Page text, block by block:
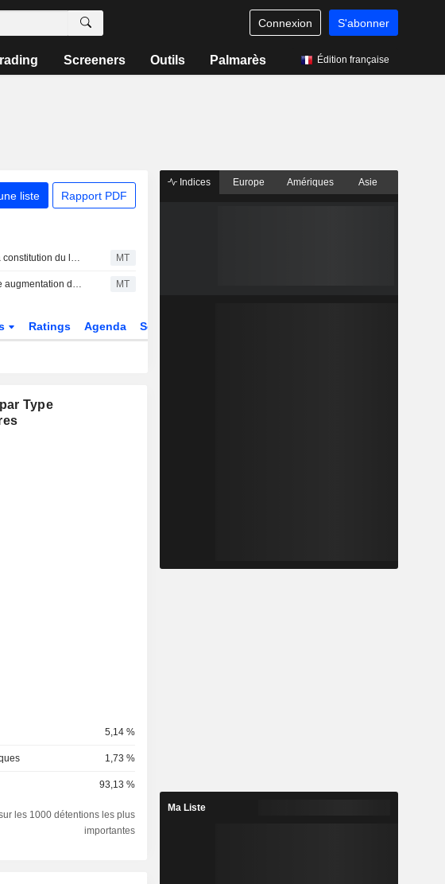
Connexion S'abonner
Screeners Outils Palmarès Édition française
liste Rapport PDF
Li-FT Power finalise la constitution du livre d'ordres pour une augmentation de capital de 20 millions de dollars canadiens MT
Li-FT Power lance une augmentation de capital de 20 millions de dollars canadiens MT
Ratings Agenda Secteur
Type
5,14 %
1,73 %
93,13 %
les 1000 détentions les plus
importantes
Indices Europe Amériques Asie
Ma Liste